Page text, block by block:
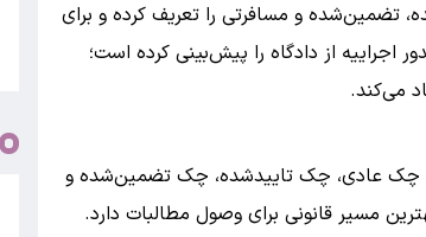
تضمین‌شده و مسافرتی را تعریف کرده و برای
از دادگاه را پیش‌بینی کرده است؛
می‌کند.
چک عادی، چک تاییدشده، چک تضمین‌شده و
مسیر قانونی برای وصول مطالبات دارد.